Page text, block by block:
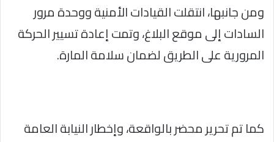
ومن جانبها، انتقلت القيادات الأمنية ووحدة مرور
السادات إلى موقع البلاغ، وتمت إعادة تسيير الحركة
المرورية على الطريق لضمان سلامة المارة.
كما تم تحرير محضر بالواقعة، وإخطار النيابة العامة